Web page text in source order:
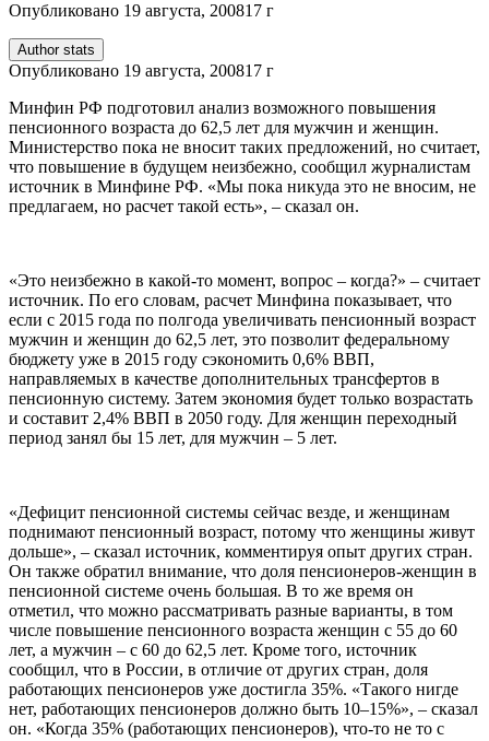
Опубликовано 19 августа, 200817 г
Author stats
Опубликовано 19 августа, 200817 г
Минфин РФ подготовил анализ возможного повышения
пенсионного возраста до 62,5 лет для мужчин и женщин.
Министерство пока не вносит таких предложений, но считает,
что повышение в будущем неизбежно, сообщил журналистам
источник в Минфине РФ. «Мы пока никуда это не вносим, не
предлагаем, но расчет такой есть», – сказал он.
«Это неизбежно в какой-то момент, вопрос – когда?» – считает
источник. По его словам, расчет Минфина показывает, что
если с 2015 года по полгода увеличивать пенсионный возраст
мужчин и женщин до 62,5 лет, это позволит федеральному
бюджету уже в 2015 году сэкономить 0,6% ВВП,
направляемых в качестве дополнительных трансфертов в
пенсионную систему. Затем экономия будет только возрастать
и составит 2,4% ВВП в 2050 году. Для женщин переходный
период занял бы 15 лет, для мужчин – 5 лет.
«Дефицит пенсионной системы сейчас везде, и женщинам
поднимают пенсионный возраст, потому что женщины живут
дольше», – сказал источник, комментируя опыт других стран.
Он также обратил внимание, что доля пенсионеров-женщин в
пенсионной системе очень большая. В то же время он
отметил, что можно рассматривать разные варианты, в том
числе повышение пенсионного возраста женщин с 55 до 60
лет, а мужчин – с 60 до 62,5 лет. Кроме того, источник
сообщил, что в России, в отличие от других стран, доля
работающих пенсионеров уже достигла 35%. «Такого нигде
нет, работающих пенсионеров должно быть 10–15%», – сказал
он. «Когда 35% (работающих пенсионеров), что-то не то с